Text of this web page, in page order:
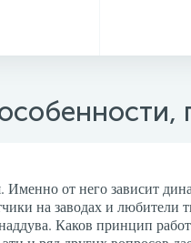
от него зависит
на заводах и
Каков принцип